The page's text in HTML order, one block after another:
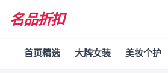
名品折扣
首页精选 大牌女装 美妆个护